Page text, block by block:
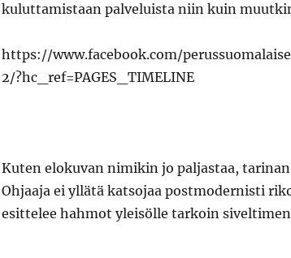
kuluttamistaan palveluista niin kuin
https://www.facebook.com/
2/?hc_ref=PAGES_TIMELINE
Kuten elokuvan nimikin jo paljastaa,
Ohjaaja ei yllätä katsojaa postmodernisti
esittelee hahmot yleisölle tarkoin